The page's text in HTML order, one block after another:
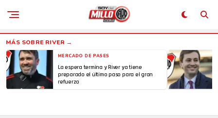
MERCADO DE PASES
La espera termina y River ya tiene
preparado el último paso para el gran
refuerzo